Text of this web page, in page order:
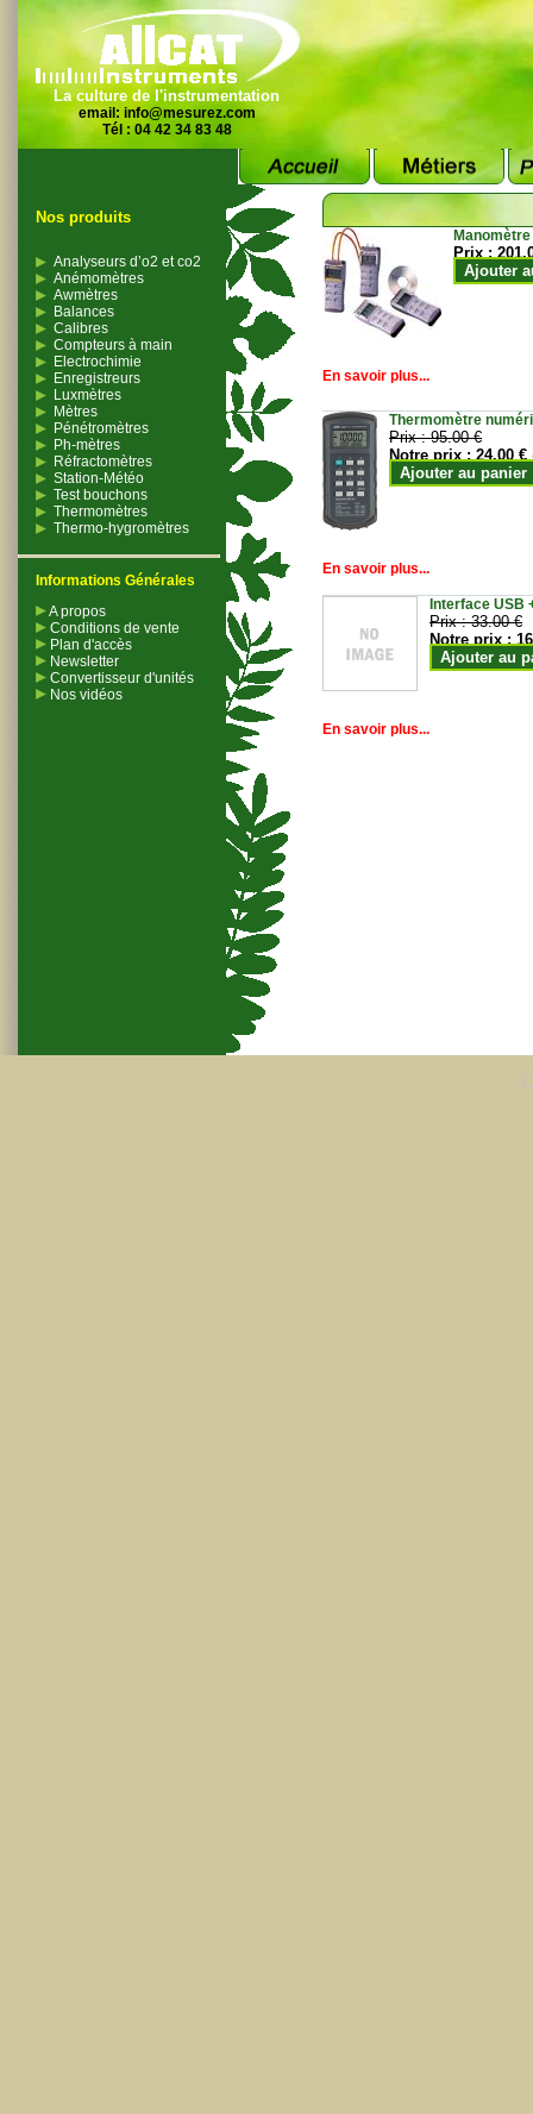
La culture de l'instrumentation
email: info@mesurez.com
Tél : 04 42 34 83 48
Nos produits
Analyseurs d’o2 et co2
Anémomètres
Awmètres
Balances
Calibres
Compteurs à main
Electrochimie
Enregistreurs
Luxmètres
Mètres
Pénétromètres
Ph-mètres
Réfractomètres
Station-Météo
Test bouchons
Thermomètres
Thermo-hygromètres
Informations Générales
A propos
Conditions de vente
Plan d'accès
Newsletter
Convertisseur d'unités
Nos vidéos
Prix :
Ajouter
En savoir plus...
Thermomètre
Prix :95.00 €
Notre prix :24.00 €
Ajouter au panier
En savoir plus...
Interface USB
Prix :33.00 €
Notre prix :
Ajouter au
En savoir plus...